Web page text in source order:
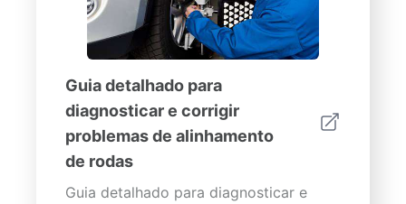
Guia detalhado para
diagnosticar e corrigir
problemas de alinhamento
de rodas
Guia detalhado para diagnosticar e